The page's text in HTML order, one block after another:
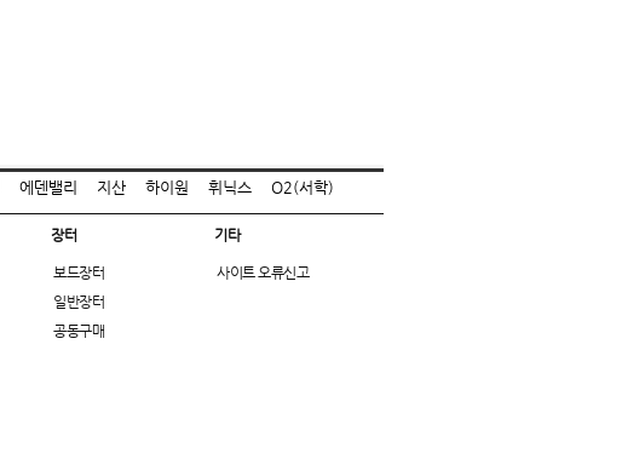
에덴밸리 지산 하이원 휘닉스 O2(서학)
장터
보드장터
일반장터
공동구매
기타
사이트 오류신고